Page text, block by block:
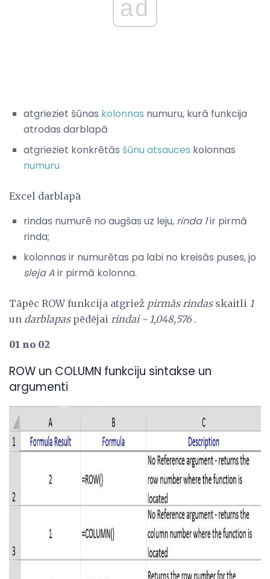
ad
atgrieziet šūnas kolonnas numuru, kurā funkcija
atrodas darblapā
atgrieziet konkrētās šūnu atsauces kolonnas
numuru
Excel darblapā
rindas numurē no augšas uz leju, rinda 1ir pirmā
rinda;
kolonnas ir numurētas pa labi no kreisās puses, jo
sleja Air pirmā kolonna.
Tāpēc ROW funkcija atgriež pirmās rindasskaitli 1
un darblapaspēdējai rindai - 1,048,576 .
01 no 02
ROW un COLUMN funkciju sintakse un
argumenti